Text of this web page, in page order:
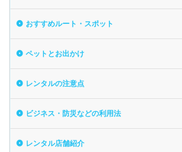
おすすめルート・スポット
ペットとお出かけ
レンタルの注意点
ビジネス・防災などの利用法
レンタル店舗紹介